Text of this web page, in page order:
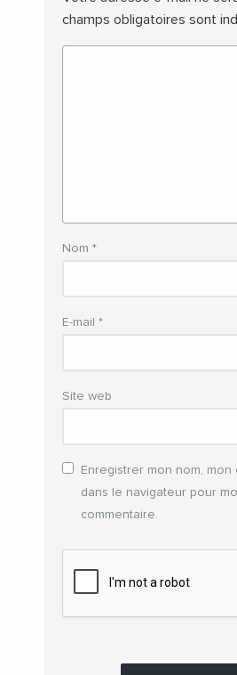
champs obligatoires sont
Nom *
E-mail *
Site web
Enregistrer mon nom, mon
dans le navigateur pour
commentaire.